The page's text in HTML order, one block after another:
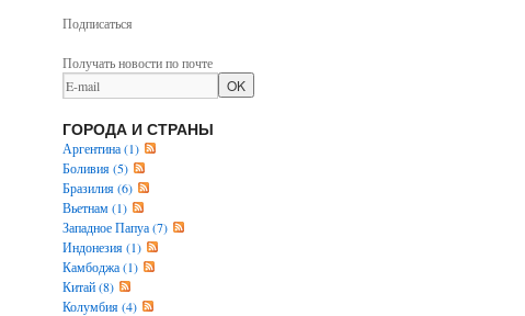
Подписаться
Получать новости по почте
ГОРОДА И СТРАНЫ
Аргентина (1)
Боливия (5)
Бразилия (6)
Вьетнам (1)
Западное Папуа (7)
Индонезия (1)
Камбоджа (1)
Китай (8)
Колумбия (4)